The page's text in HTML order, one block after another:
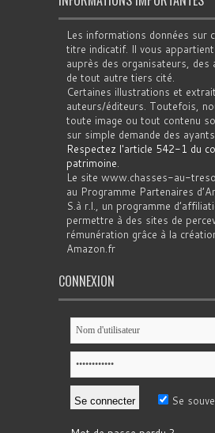
Les informations données sur
titre indicatif. Il vous
auprès des organisateurs, des
de tout autre tiers cité.
Certaines illustrations et
auteurs/éditeurs. Toutefois,
toute image ou tout contenu
sur simple demande des
Respectez l'article 542-1 du
patrimoine.
Le site www.chasses-au-
au Programme Partenaires
S.à r.l., un programme
permettre à des sites de
rémunération grâce à la
Amazon.fr
CONNEXION
Se